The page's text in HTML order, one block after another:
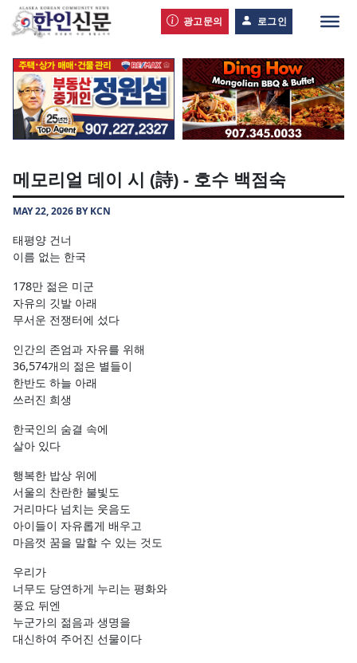
광고문의 로그인
메모리얼 데이 시 (詩) - 호수 백점숙
MAY 22, 2026 BY KCN
태평양 건너
이름 없는 한국
178만 젊은 미군
자유의 깃발 아래
무서운 전쟁터에 섰다
인간의 존엄과 자유를 위해
36,574개의 젊은 별들이
한반도 하늘 아래
쓰러진 희생
한국인의 숨결 속에
살아 있다
행복한 밥상 위에
서울의 찬란한 불빛도
거리마다 넘치는 웃음도
아이들이 자유롭게 배우고
마음껏 꿈을 말할 수 있는 것도
우리가
너무도 당연하게 누리는 평화와
풍요 뒤엔
누군가의 젊음과 생명을
대신하여 주어진 선물이다